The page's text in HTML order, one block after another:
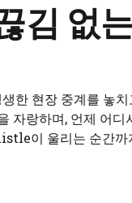
김 없
한 현장 중계를 놓
자랑하며, 언제 어
이 울리는 순간까